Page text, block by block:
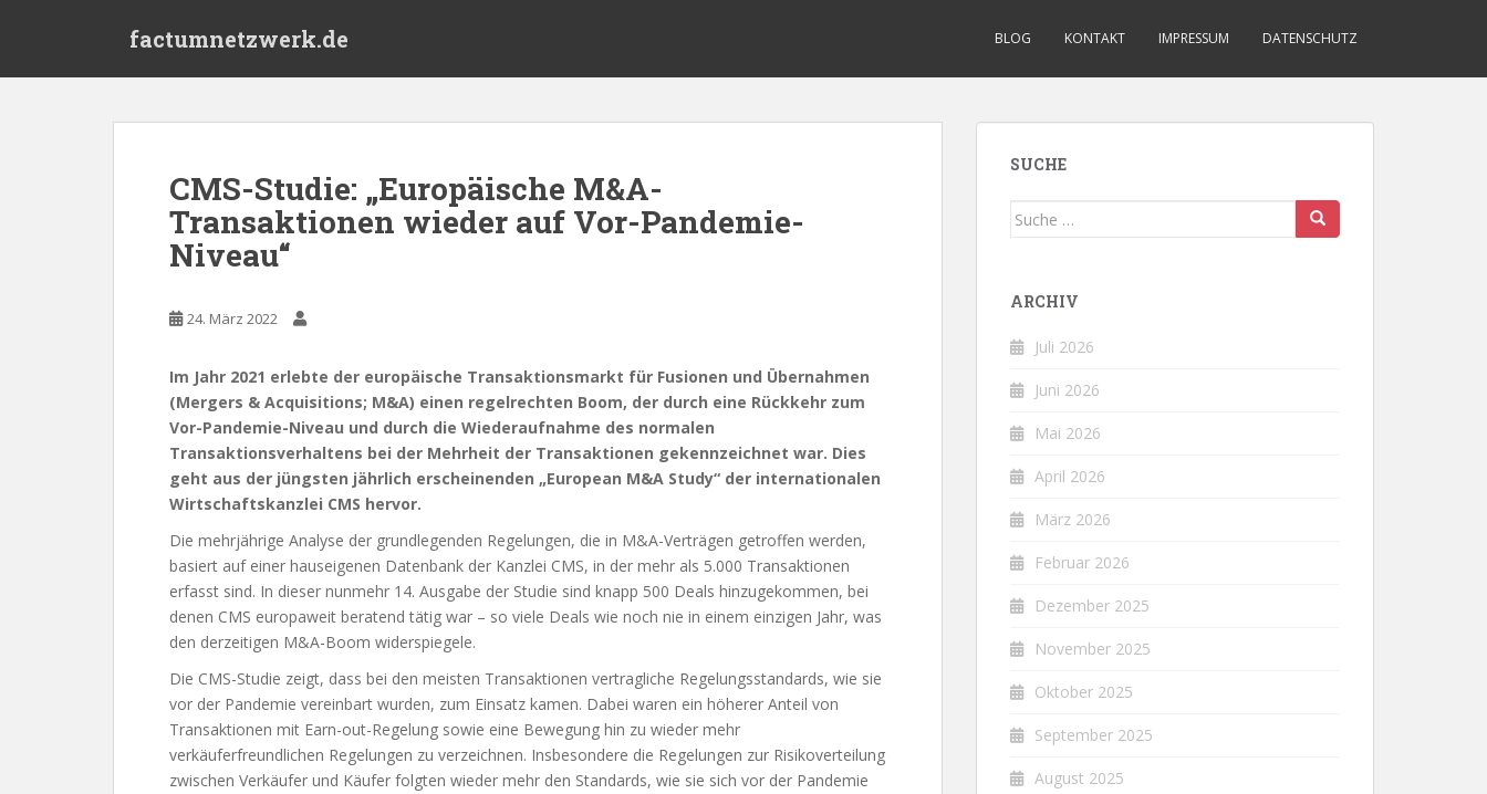
factumnetzwerk.de BLOG KONTAKT IMPRESSUM DATENSCHUTZ
CMS-Studie: „Europäische M&A-
Transaktionen wieder auf Vor-Pandemie-
Niveau“
24. März 2022
Im Jahr 2021 erlebte der europäische Transaktionsmarkt für Fusionen und Übernahmen
(Mergers & Acquisitions; M&A) einen regelrechten Boom, der durch eine Rückkehr zum
Vor-Pandemie-Niveau und durch die Wiederaufnahme des normalen
Transaktionsverhaltens bei der Mehrheit der Transaktionen gekennzeichnet war. Dies
geht aus der jüngsten jährlich erscheinenden „European M&A Study“ der internationalen
Wirtschaftskanzlei CMS hervor.
Die mehrjährige Analyse der grundlegenden Regelungen, die in M&A-Verträgen getroffen werden,
basiert auf einer hauseigenen Datenbank der Kanzlei CMS, in der mehr als 5.000 Transaktionen
erfasst sind. In dieser nunmehr 14. Ausgabe der Studie sind knapp 500 Deals hinzugekommen, bei
denen CMS europaweit beratend tätig war – so viele Deals wie noch nie in einem einzigen Jahr, was
den derzeitigen M&A-Boom widerspiegele.
Die CMS-Studie zeigt, dass bei den meisten Transaktionen vertragliche Regelungsstandards, wie sie
vor der Pandemie vereinbart wurden, zum Einsatz kamen. Dabei waren ein höherer Anteil von
Transaktionen mit Earn-out-Regelung sowie eine Bewegung hin zu wieder mehr
verkäuferfreundlichen Regelungen zu verzeichnen. Insbesondere die Regelungen zur Risikoverteilung
zwischen Verkäufer und Käufer folgten wieder mehr den Standards, wie sie sich vor der Pandemie
SUCHE
Suche
ARCHIV
Juli 2026
Juni 2026
Mai 2026
April 2026
März 2026
Februar 2026
Dezember 2025
November 2025
Oktober 2025
September 2025
August 2025